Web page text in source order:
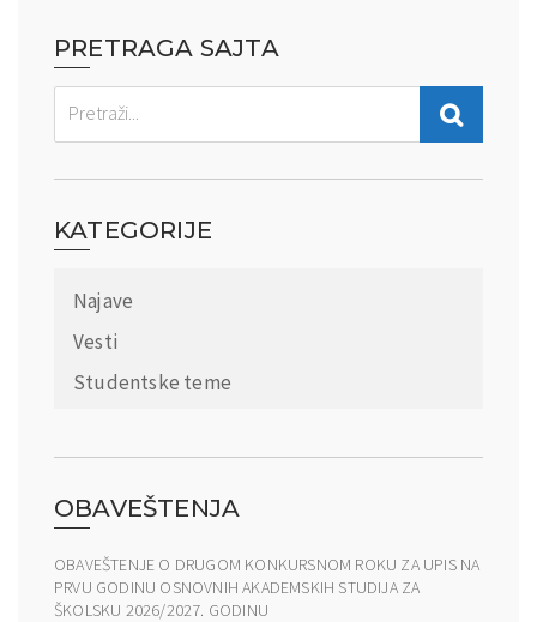
PRETRAGA SAJTA
KATEGORIJE
Najave
Vesti
Studentske teme
OBAVEŠTENJA
OBAVEŠTENJE O DRUGOM KONKURSNOM ROKU ZA UPIS NA
PRVU GODINU OSNOVNIH AKADEMSKIH STUDIJA ZA
ŠKOLSKU 2026/2027. GODINU